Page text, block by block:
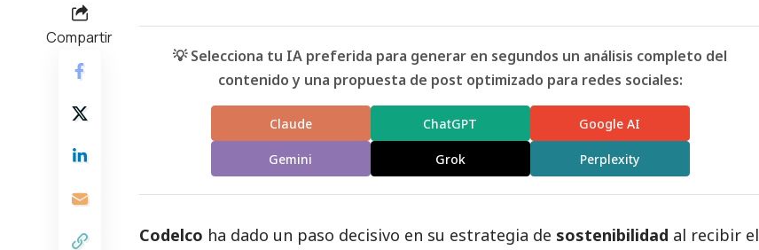
Compartir
💡 Selecciona tu IA preferida para generar en segundos un análisis completo del
contenido y una propuesta de post optimizado para redes sociales:
Claude ChatGPT Google AI
Gemini Grok Perplexity
Codelco ha dado un paso decisivo en su estrategia de sostenibilidad al recibir el